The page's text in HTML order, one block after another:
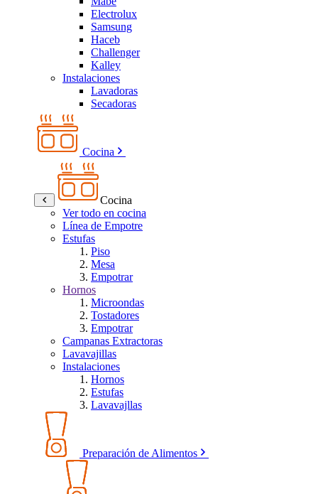
Electrolux
Samsung
Haceb
Challenger
Kalley
Instalaciones
Lavadoras
Secadoras
Cocina
Cocina
Ver todo en cocina
Línea de Empotre
Estufas
Piso
Mesa
Empotrar
Hornos
Microondas
Tostadores
Empotrar
Campanas Extractoras
Lavavajillas
Instalaciones
Hornos
Estufas
Lavavajllas
Preparación de Alimentos